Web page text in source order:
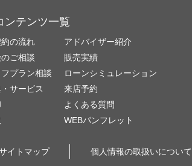
ンテンツ一覧
約の流れ
ご相談
プラン相談
サービス
アドバイザー紹介
販売実績
ローンシミュレーション
来店予約
よくある質問
WEBパンフレット
イトマップ 個人情報の取扱いについて